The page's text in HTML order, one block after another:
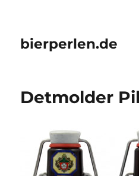
bierperlen.de
Detmolder